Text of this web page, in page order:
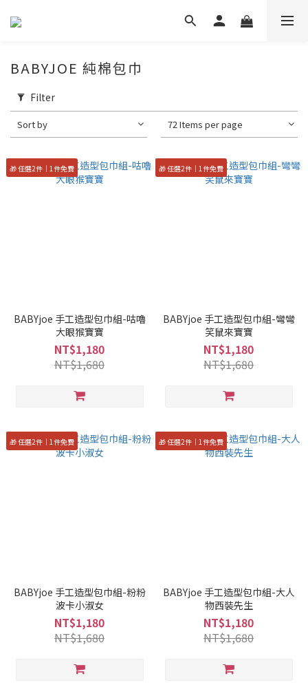
BABYJOE 純棉包巾
Filter
Sort by 72 Items per page
🎁 任選2件｜1件免費
BABYjoe 手工造型包巾組-咕嚕
大眼猴寶寶
NT$1,180
NT$1,680
🎁 任選2件｜1件免費
BABYjoe 手工造型包巾組-彎彎
笑鼠來寶寶
NT$1,180
NT$1,680
🎁 任選2件｜1件免費
BABYjoe 手工造型包巾組-粉粉
波卡小淑女
NT$1,180
NT$1,680
🎁 任選2件｜1件免費
BABYjoe 手工造型包巾組-大人
物西裝先生
NT$1,180
NT$1,680